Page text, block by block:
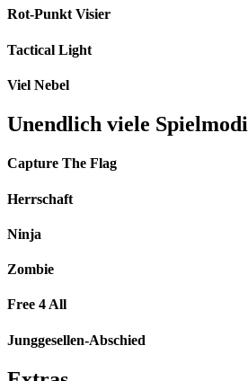
Rot-Punkt Visier
Tactical Light
Viel Nebel
Unendlich viele Spielmodi
Capture The Flag
Herrschaft
Ninja
Zombie
Free 4 All
Junggesellen-Abschied